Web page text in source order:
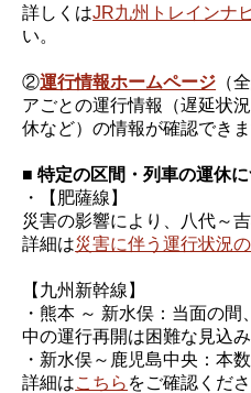
詳しくはJR九州トレインナ
い。
②運行情報ホームページ （
アごとの運行情報（遅延状
休など）の情報が確認できま
■ 特定の区間・列車の運休
・【肥薩線】
災害の影響により、八代～
詳細は災害に伴う運行状況
【九州新幹線】
・熊本 ～ 新水俣：当面の
中の運行再開は困難な見込み
・新水俣～鹿児島中央：本
詳細はこちら をご確認くださ